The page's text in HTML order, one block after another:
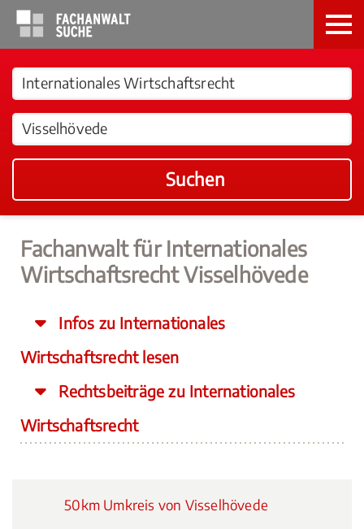
Suchen
Fachanwalt für Internationales
Wirtschaftsrecht Visselhövede
Infos zu Internationales
Wirtschaftsrecht lesen
Rechtsbeiträge zu Internationales
Wirtschaftsrecht
50km Umkreis von Visselhövede